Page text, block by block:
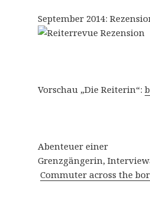
September 2014:
Vorschau „Die Reiterin“:
Abenteuer einer
Grenzgängerin,
Commuter across the